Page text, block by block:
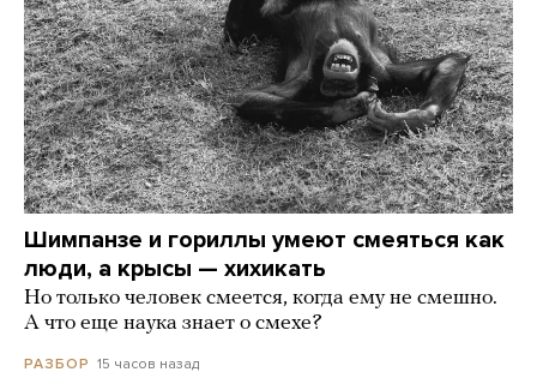
Шимпанзе и гориллы умеют смеяться как
люди, а крысы — хихикать
Но только человек смеется, когда ему не смешно.
А что еще наука знает о смехе?
РАЗБОР 15 часов назад